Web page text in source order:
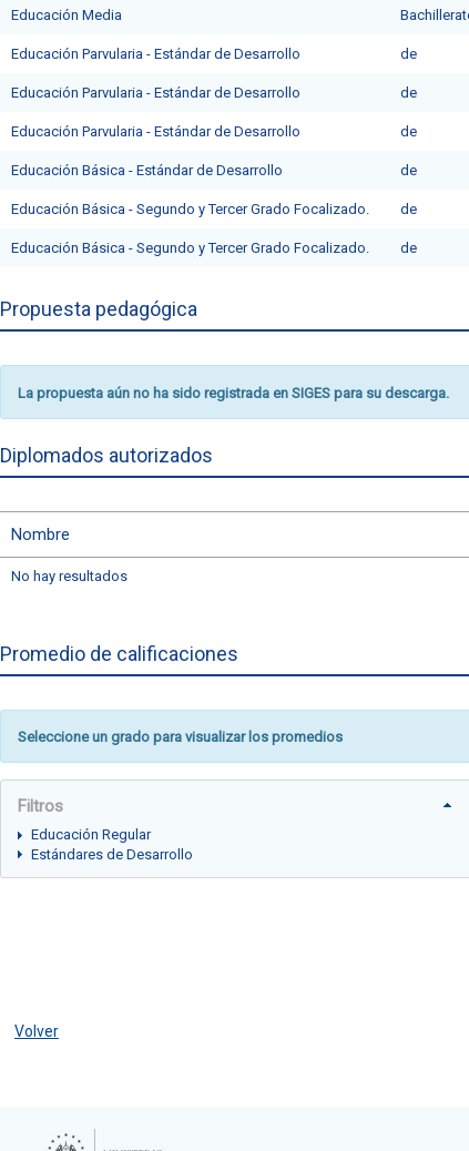
Educación Media
Educación Parvularia - Estándar de Desarrollo de
Educación Parvularia - Estándar de Desarrollo de
Educación Parvularia - Estándar de Desarrollo de
Educación Básica - Estándar de Desarrollo de
Educación Básica - Segundo y Tercer Grado Focalizado. de
Educación Básica - Segundo y Tercer Grado Focalizado. de
Propuesta pedagógica
La propuesta aún no ha sido registrada en SIGES para su descarga.
Diplomados autorizados
Nombre
No hay resultados
Promedio de calificaciones
Seleccione un grado para visualizar los promedios
Filtros
Educación Regular
Estándares de Desarrollo
Volver